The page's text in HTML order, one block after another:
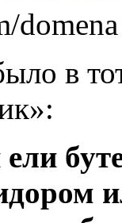
в
ели